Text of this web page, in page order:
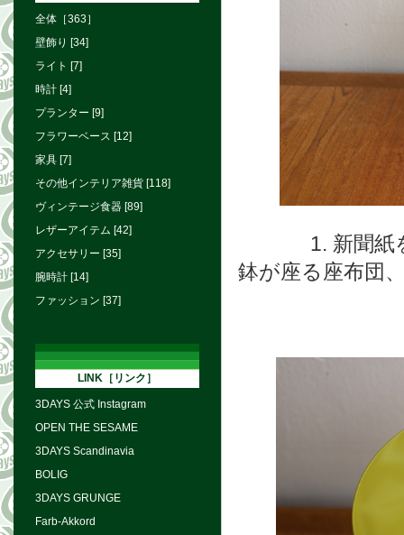
1. 新聞
鉢が座る座布団
全体［363］
壁飾り [34]
ライト [7]
時計 [4]
プランター [9]
フラワーベース [12]
家具 [7]
その他インテリア雑貨 [118]
ヴィンテージ食器 [89]
レザーアイテム [42]
アクセサリー [35]
腕時計 [14]
ファッション [37]
LINK［リンク］
3DAYS 公式 Instagram
OPEN THE SESAME
3DAYS Scandinavia
BOLIG
3DAYS GRUNGE
Farb-Akkord